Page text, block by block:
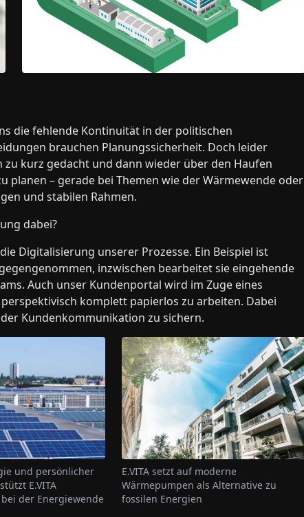
die fehlende Kontinuität in der politischen
brauchen Planungssicherheit. Doch leider
kurz gedacht und dann wieder über den Haufen
planen – gerade bei Themen wie der Wärmewende oder
und stabilen Rahmen.
dabei?
Digitalisierung unserer Prozesse. Ein Beispiel ist
inzwischen bearbeitet sie eingehende
Auch unser Kundenportal wird im Zuge eines
komplett papierlos zu arbeiten. Dabei
Kundenkommunikation zu sichern.
und persönlicher
E.VITA
der Energiewende
E.VITA setzt auf moderne
Wärmepumpen als Alternative zu
fossilen Energien